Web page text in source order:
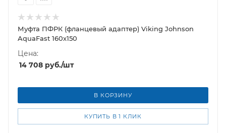
Муфта ПФРК (фланцевый адаптер) Viking Johnson
AquaFast 160х150
Цена:
14 708 руб./шт
В КОРЗИНУ
КУПИТЬ В 1 КЛИК